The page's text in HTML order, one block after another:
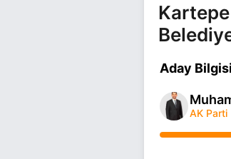
Aday Bilgisi
AK Parti